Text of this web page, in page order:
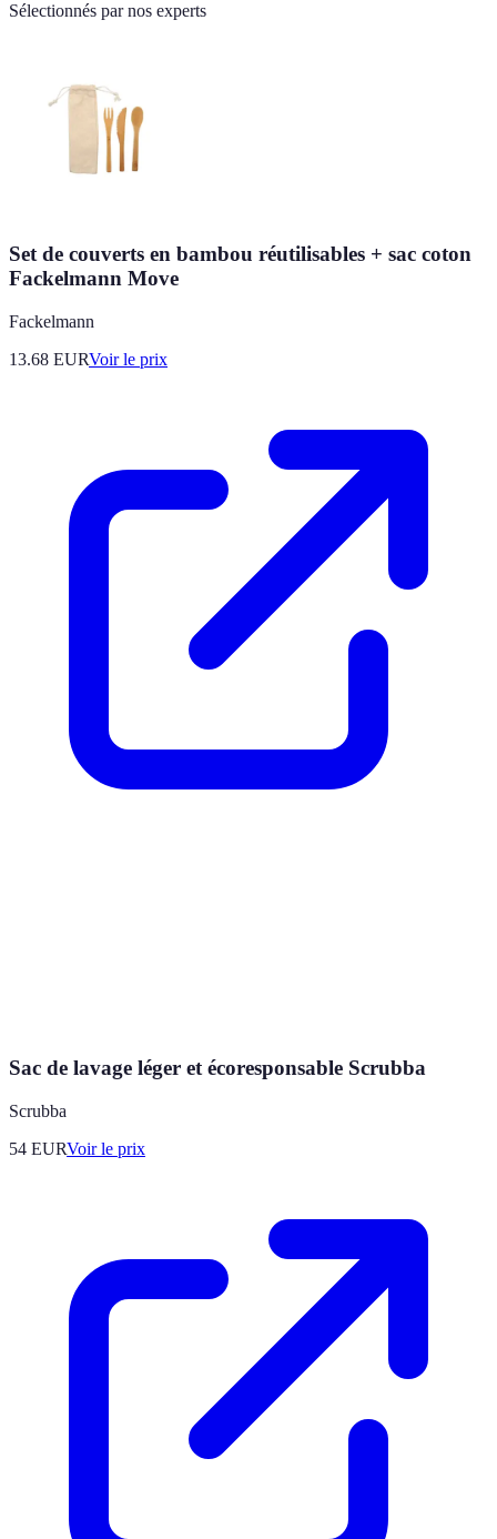
Sélectionnés par nos experts
Set de couverts en bambou réutilisables + sac coton
Fackelmann Move
Fackelmann
13.68 EURVoir le prix
Sac de lavage léger et écoresponsable Scrubba
Scrubba
54 EURVoir le prix